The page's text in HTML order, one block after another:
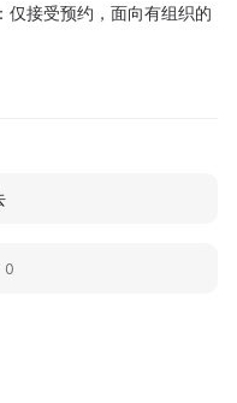
接受预约，面向有组织的
0